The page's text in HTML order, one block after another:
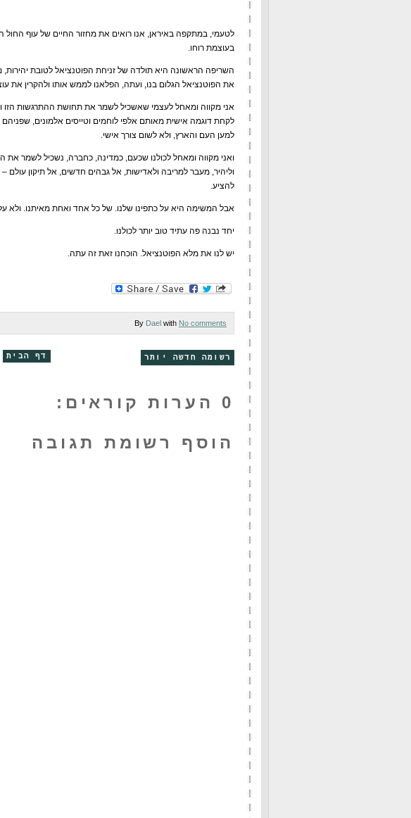
לטעמי, במתקפה באיראן, אנו רואים את מחזור החיים של עוף
בעוצמת רוחו.
השריפה הראשונה היא תולדה של זניחת הפוטנציאל לטובת
את הפוטנציאל הגלום בנו, ועתה, הפלאנו לממש אותו ולהקרין את
אני מקווה ומאחל לעצמי שאשכיל לשמר את תחושת ההתרגשות הזו
לקחת דוגמה אישית מאותם אלפי לוחמים וטייסים אלמונים,
למען העם והארץ, ולא לשום צורך אישי.
ואני מקווה ומאחל לכולנו שכעם, כמדינה, כחברה, נשכיל לשמר את
וליהיר, מעבר למריבה ולאדישות, אל גבהים חדשים, אל תיקון
להציע.
אבל המשימה היא על כתפינו שלנו. של כל אחד ואחת מאיתנו. ולא על
יחד נבנה פה עתיד טוב יותר לכולנו.
יש לנו את מלא הפוטנציאל. הוכחנו זאת זה עתה.
By Dael with No comments
רשומה חדשה יותר דף הבית
0 הערות קוראים:
הוסף רשומת תגובה